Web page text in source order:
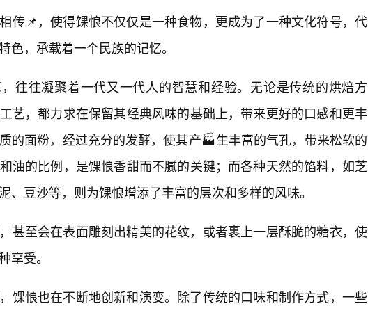
传📌，使得馃悢不仅仅是一种食物，更成为了一种文化符号，代
色，承载着一个民族的记忆。
往往凝聚着一代又一代人的智慧和经验。无论是传统的烘焙方
艺，都力求在保留其经典风味的基础上，带来更好的口感和更丰
的面粉，经过充分的发酵，使其产🏭生丰富的气孔，带来松软的
油的比例，是馃悢香甜而不腻的关键；而各种天然的馅料，如芝
、豆沙等，则为馃悢增添了丰富的层次和多样的风味。
甚至会在表面雕刻出精美的花纹，或者裹上一层酥脆的糖衣，使
享受。
馃悢也在不断地创新和演变。除了传统的口味和制作方式，一些